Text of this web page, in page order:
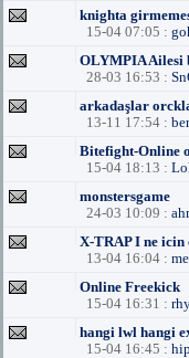
knighta
15-04 07:05 :
OLYMPIA Ailesi
28-03 16:53 :
arkadaşlar
13-11 17:54 :
Bitefight-Online
15-04 18:13 :
monstersgame
24-03 10:09 :
X-TRAP I ne icin
13-04 16:04 :
Online Freekick
15-04 16:31 :
hangi lwl hangi
15-04 16:45 :